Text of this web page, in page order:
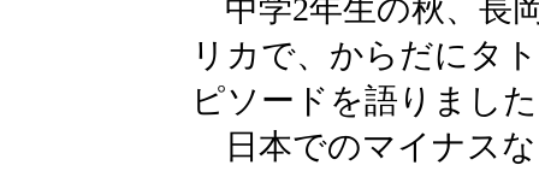
中学2年生の秋、長
リカで、からだにタ
ピソードを語りまし
日本でのマイナス